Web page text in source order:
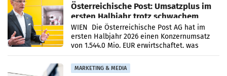
Österreichische Post: Umsatzplus im
ersten Halbjahr trotz schwachem
Briefgeschäft
WIEN Die Österreichische Post AG hat im
ersten Halbjahr 2026 einen Konzernumsatz
von 1.544,0 Mio. EUR erwirtschaftet, was
einem Plus von 3,8 Prozent gegenüber dem
Vergleichszeitraum
MARKETING & MEDIA